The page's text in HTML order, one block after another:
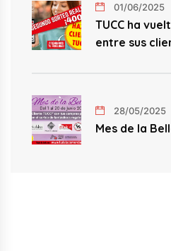
01/06/2025
TUCC ha
entre sus
28/05/2025
Mes de la